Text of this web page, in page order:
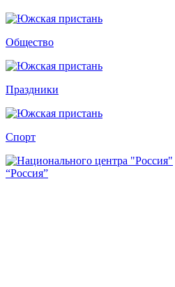
Общество
Праздники
Спорт
“Россия”